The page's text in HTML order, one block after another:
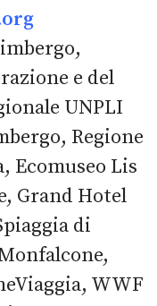
e del
UNPLI
Regione
Ecomuseo Lis
Grand Hotel
di
WWF